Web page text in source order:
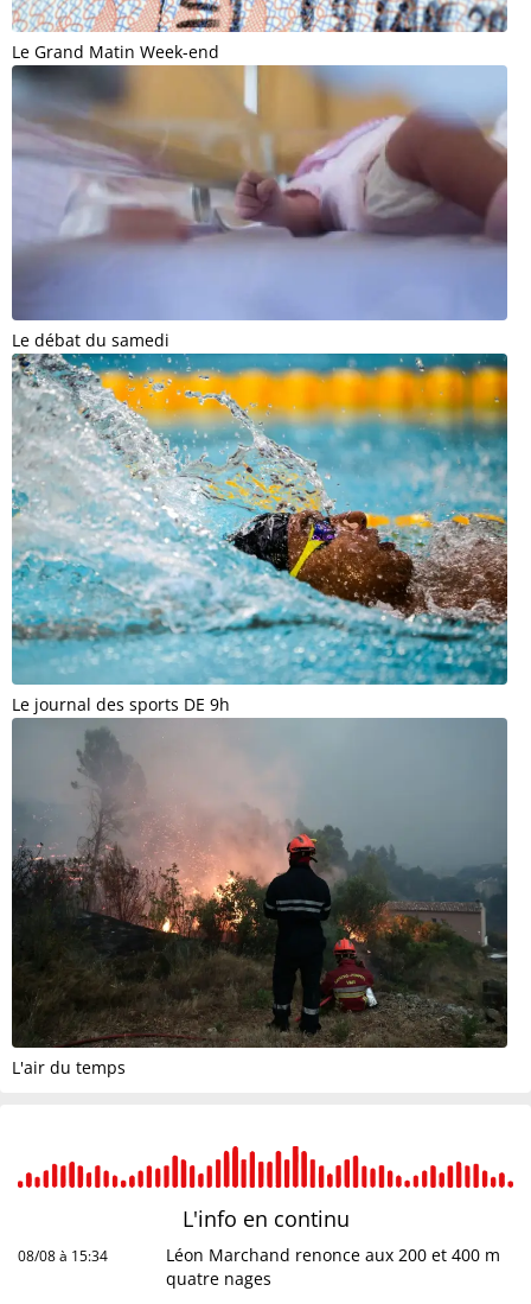
Le Grand Matin Week-end
Le débat du samedi
Le journal des sports DE 9h
L'air du temps
L'info en continu
08/08 à 15:34
Léon Marchand renonce aux 200 et 400 m
quatre nages